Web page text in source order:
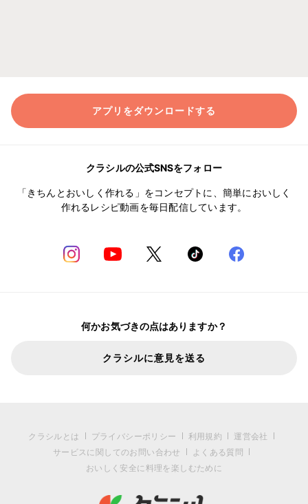
アプリをダウンロードする
クラシルの公式SNSをフォロー
「きちんとおいしく作れる」をコンセプトに、簡単においしく
作れるレシピ動画を毎日配信しています。
何かお気づきの点はありますか？
クラシルに意見を送る
クラシルとは プライバシーポリシー 利用規約
運営会社
サービスに関してのお問い合わせ
よくある質問
おいしく安全に料理を楽しむために